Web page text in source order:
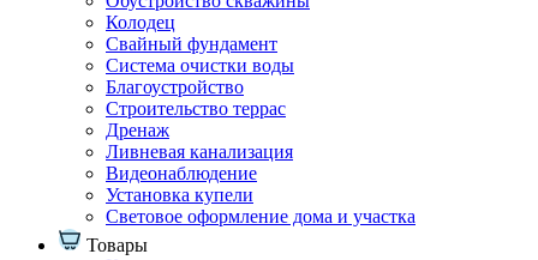
Колодец
Свайный фундамент
Система очистки воды
Благоустройство
Строительство террас
Дренаж
Ливневая канализация
Видеонаблюдение
Установка купели
Световое оформление дома и участка
Товары